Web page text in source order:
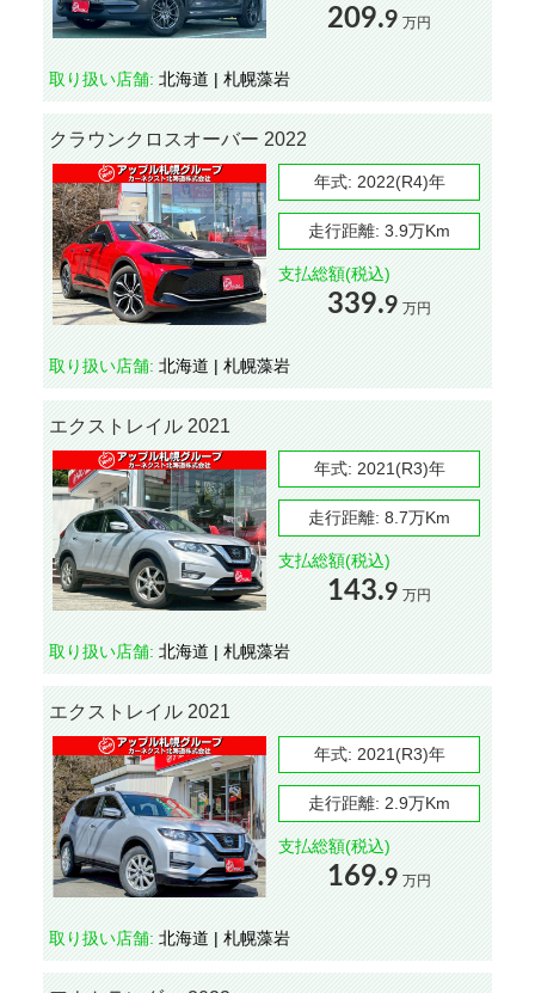
209.9 万円
取り扱い店舗: 北海道 | 札幌藻岩
クラウンクロスオーバー 2022
年式: 2022(R4)年
走行距離: 3.9万Km
支払総額(税込)
339.9 万円
取り扱い店舗: 北海道 | 札幌藻岩
エクストレイル 2021
年式: 2021(R3)年
走行距離: 8.7万Km
支払総額(税込)
143.9 万円
取り扱い店舗: 北海道 | 札幌藻岩
エクストレイル 2021
年式: 2021(R3)年
走行距離: 2.9万Km
支払総額(税込)
169.9 万円
取り扱い店舗: 北海道 | 札幌藻岩